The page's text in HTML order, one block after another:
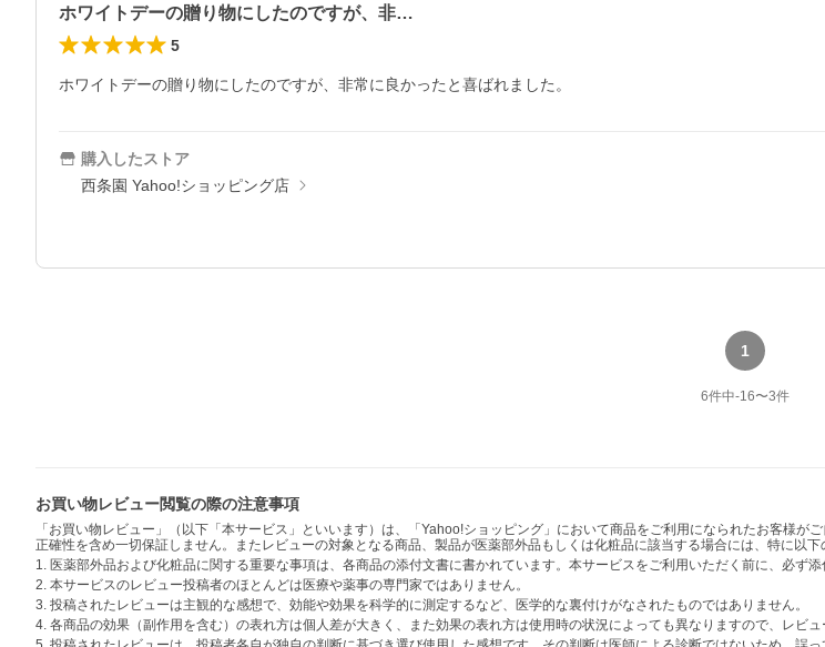
ホワイトデーの贈り物にしたのですが、非…
5
ホワイトデーの贈り物にしたのですが、非常に良かったと喜ばれました。
購入したストア
西条園 Yahoo!ショッピング店
1
6件中-16〜3件
お買い物レビュー閲覧の際の注意事項
「お買い物レビュー」（以下「本サービス」といいます）は、「Yahoo!ショッピング」において商品をご利用になられたお客様
正確性を含め一切保証しません。またレビューの対象となる商品、製品が医薬部外品もしくは化粧品に該当する場合には、特に以下
1. 医薬部外品および化粧品に関する重要な事項は、各商品の添付文書に書かれています。本サービスをご利用いただく前に、必ず添
2. 本サービスのレビュー投稿者のほとんどは医療や薬事の専門家ではありません。
3. 投稿されたレビューは主観的な感想で、効能や効果を科学的に測定するなど、医学的な裏付けがなされたものではありません。
4. 各商品の効果（副作用を含む）の表れ方は個人差が大きく、また効果の表れ方は使用時の状況によっても異なりますので、レビ